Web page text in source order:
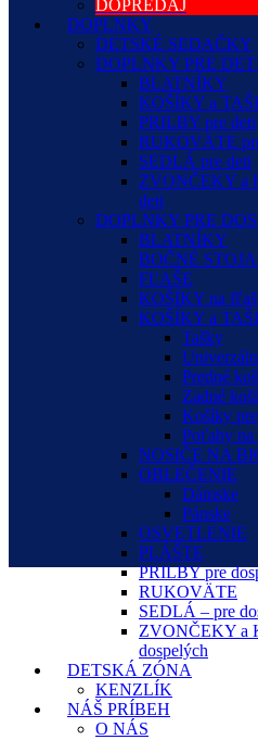
DOPREDAJ
DOPLNKY
DETSKÉ SEDAČKY
DOPLNKY PRE
BLATNÍKY
KOŠÍKY a
PRILBY pre deti
RUKOVÄTE
SEDLÁ pre deti
ZVONČEKY a
deti
DOPLNKY PRE
BLATNÍKY
BOČNÉ
FĽAŠE
KOŠÍKY na
KOŠÍKY a
Tašky
Predné
Zadné
Košíky
Poťahy
NOSIČE NA
OBLEČENIE
Dámske
Pánske
OSVETLENIE
PLÁŠTE
PRILBY pre
RUKOVÄTE
SEDLÁ – pre
ZVONČEKY a
dospelých
DETSKÁ ZÓNA
KENZLÍK
NÁŠ PRÍBEH
O NÁS